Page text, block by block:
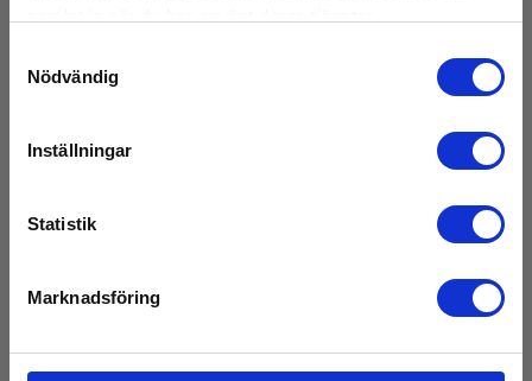
Nödvändig
Inställningar
Statistik
Marknadsföring
Datasheet
MSDS Datablad